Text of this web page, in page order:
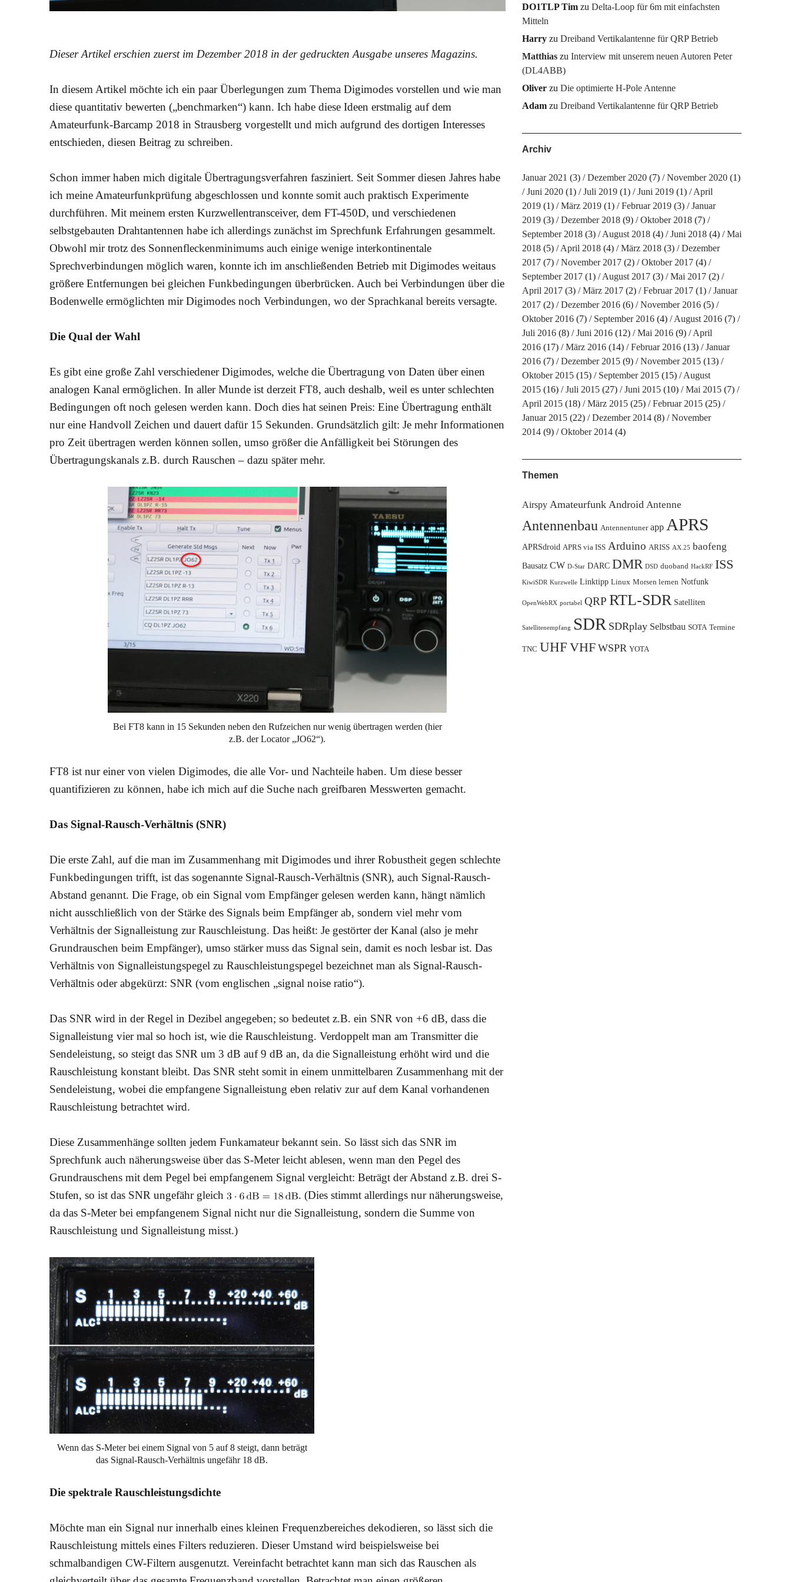
Dieser Artikel erschien zuerst im Dezember 2018 in der gedruckten Ausgabe unseres Magazins.
In diesem Artikel möchte ich ein paar Überlegungen zum Thema Digimodes vorstellen und wie man
diese quantitativ bewerten („benchmarken“) kann. Ich habe diese Ideen erstmalig auf dem
Amateurfunk-Barcamp 2018 in Strausberg vorgestellt und mich aufgrund des dortigen Interesses
entschieden, diesen Beitrag zu schreiben.
Schon immer haben mich digitale Übertragungsverfahren fasziniert. Seit Sommer diesen Jahres habe
ich meine Amateurfunkprüfung abgeschlossen und konnte somit auch praktisch Experimente
durchführen. Mit meinem ersten Kurzwellentransceiver, dem FT-450D, und verschiedenen
selbstgebauten Drahtantennen habe ich allerdings zunächst im Sprechfunk Erfahrungen gesammelt.
Obwohl mir trotz des Sonnenfleckenminimums auch einige wenige interkontinentale
Sprechverbindungen möglich waren, konnte ich im anschließenden Betrieb mit Digimodes weitaus
größere Entfernungen bei gleichen Funkbedingungen überbrücken. Auch bei Verbindungen über die
Bodenwelle ermöglichten mir Digimodes noch Verbindungen, wo der Sprachkanal bereits versagte.
Die Qual der Wahl
Es gibt eine große Zahl verschiedener Digimodes, welche die Übertragung von Daten über einen
analogen Kanal ermöglichen. In aller Munde ist derzeit FT8, auch deshalb, weil es unter schlechten
Bedingungen oft noch gelesen werden kann. Doch dies hat seinen Preis: Eine Übertragung enthält
nur eine Handvoll Zeichen und dauert dafür 15 Sekunden. Grundsätzlich gilt: Je mehr Informationen
pro Zeit übertragen werden können sollen, umso größer die Anfälligkeit bei Störungen des
Übertragungskanals z.B. durch Rauschen– dazu später mehr.
Bei FT8 kann in 15 Sekunden neben den Rufzeichen nur wenig übertragen werden (hier
z.B. der Locator „JO62“).
FT8 ist nur einer von vielen Digimodes, die alle Vor- und Nachteile haben. Um diese besser
quantifizieren zu können, habe ich mich auf die Suche nach greifbaren Messwerten gemacht.
Das Signal-Rausch-Verhältnis (SNR)
Die erste Zahl, auf die man im Zusammenhang mit Digimodes und ihrer Robustheit gegen schlechte
Funkbedingungen trifft, ist das sogenannte Signal-Rausch-Verhältnis (SNR), auch Signal-Rausch-
Abstand genannt. Die Frage, ob ein Signal vom Empfänger gelesen werden kann, hängt nämlich
nicht ausschließlich von der Stärke des Signals beim Empfänger ab, sondern viel mehr vom
Verhältnis der Signalleistung zur Rauschleistung. Das heißt: Je gestörter der Kanal (also je mehr
Grundrauschen beim Empfänger), umso stärker muss das Signal sein, damit es noch lesbar ist. Das
Verhältnis von Signalleistungspegel zu Rauschleistungspegel bezeichnet man als Signal-Rausch-
Verhältnis oder abgekürzt: SNR (vom englischen „signal noise ratio“).
Das SNR wird in der Regel in Dezibel angegeben; so bedeutet z.B. ein SNR von +6 dB, dass die
Signalleistung vier mal so hoch ist, wie die Rauschleistung. Verdoppelt man am Transmitter die
Sendeleistung, so steigt das SNR um 3 dB auf 9 dB an, da die Signalleistung erhöht wird und die
Rauschleistung konstant bleibt. Das SNR steht somit in einem unmittelbaren Zusammenhang mit der
Sendeleistung, wobei die empfangene Signalleistung eben relativ zur auf dem Kanal vorhandenen
Rauschleistung betrachtet wird.
Diese Zusammenhänge sollten jedem Funkamateur bekannt sein. So lässt sich das SNR im
Sprechfunk auch näherungsweise über das S-Meter leicht ablesen, wenn man den Pegel des
Grundrauschens mit dem Pegel bei empfangenem Signal vergleicht: Beträgt der Abstand z.B. drei S-
Stufen, so ist das SNR ungefähr gleich
. (Dies stimmt allerdings nur näherungsweise,
da das S-Meter bei empfangenem Signal nicht nur die Signalleistung, sondern die Summe von
Rauschleistung und Signalleistung misst.)
Wenn das S-Meter bei einem Signal von 5 auf 8 steigt, dann beträgt
das Signal-Rausch-Verhältnis ungefähr 18 dB.
Die spektrale Rauschleistungsdichte
Möchte man ein Signal nur innerhalb eines kleinen Frequenzbereiches dekodieren, so lässt sich die
Rauschleistung mittels eines Filters reduzieren. Dieser Umstand wird beispielsweise bei
schmalbandigen CW-Filtern ausgenutzt. Vereinfacht betrachtet kann man sich das Rauschen als
DO1TLP Timzu Delta-Loop für 6m mit einfachsten
Mitteln
Harryzu Dreiband Vertikalantenne für QRP Betrieb
Matthiaszu Interview mit unserem neuen Autoren Peter
(DL4ABB)
Oliverzu Die optimierte H-Pole Antenne
Adamzu Dreiband Vertikalantenne für QRP Betrieb
Archiv
Januar 2021 (3) Dezember 2020(7) November 2020(1)
Juni 2020(1) Juli 2019(1) Juni 2019(1)
April
2019(1) März 2019(1) Februar 2019(3)
Januar
2019(3) Dezember 2018(9) Oktober 2018(7)
September 2018(3) August 2018(4) Juni 2018(4)
Mai
2018(5) April 2018(4) März 2018(3)
Dezember
2017(7) November 2017(2) Oktober 2017(4)
September 2017(1) August 2017(3) Mai 2017(2)
April 2017(3) März 2017(2) Februar 2017(1)
Januar
2017(2) Dezember 2016(6) November 2016(5)
Oktober 2016(7) September 2016(4) August 2016(7)
Juli 2016(8) Juni 2016(12) Mai 2016(9)
April
2016(17) März 2016(14) Februar 2016(13)
Januar
2016(7) Dezember 2015(9) November 2015(13)
Oktober 2015(15) September 2015(15)
August
2015(16) Juli 2015(27) Juni 2015(10) Mai 2015(7)
April 2015(18) März 2015(25) Februar 2015(25)
Januar 2015(22) Dezember 2014(8)
November
2014(9) Oktober 2014(4)
Themen
Airspy Amateurfunk Android Antenne
Antennenbau Antennentuner app APRS
APRSdroid APRS via ISS Arduino ARISS AX.25 baofeng
Bausatz CW D-Star DARC DMR DSD duoband HackRF ISS
KiwiSDR Kurzwelle Linktipp Linux Morsen lernen Notfunk
OpenWebRX portabel QRP RTL-SDR Satelliten
Satellitenempfang SDR SDRplay Selbstbau SOTA Termine
TNC UHF VHF WSPR YOTA